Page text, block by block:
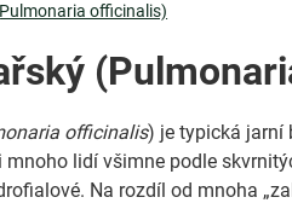
officinalis)
officinalis) je typická jarní
mnoho lidí všimne podle
Na rozdíl od mnoha